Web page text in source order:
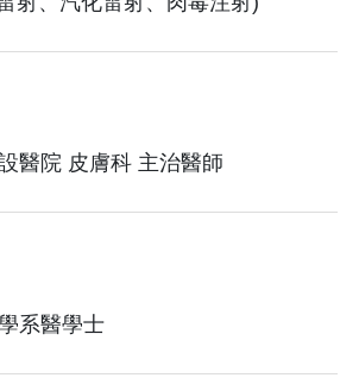
醫院 皮膚科 主治醫師
系醫學士